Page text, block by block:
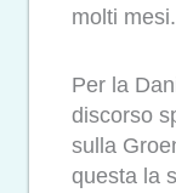
molti mesi.
Per la
discorso
sulla
questa la